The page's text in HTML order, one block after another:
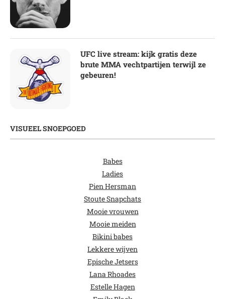
UFC live stream: kijk gratis deze
brute MMA vechtpartijen terwijl ze
gebeuren!
VISUEEL SNOEPGOED
Babes
Ladies
Pien Hersman
Stoute Snapchats
Mooie vrouwen
Mooie meiden
Bikini babes
Lekkere wijven
Epische Jetsers
Lana Rhoades
Estelle Hagen